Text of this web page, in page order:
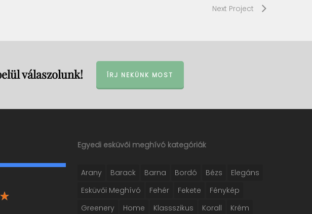
Next Project
válaszolunk! ÍRJ NEKÜNK MOST
Egyedi esküvői meghívó kategóriák
Arany Barack Barna Bordó Bézs
Elegáns
Esküvői Meghívó
Fehér Fekete
Fénykép
Greenery
Home Klassszikus Korall Krém